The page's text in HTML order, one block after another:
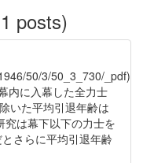
posts)
50/3/50_3_730/_pdf)
内に入幕した全力士
いた平均引退年齢は
は幕下以下の力士を
さらに平均引退年齢